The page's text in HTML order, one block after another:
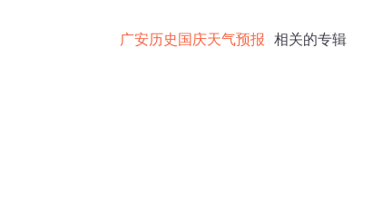
广安历史国庆天气预报 相关的专辑